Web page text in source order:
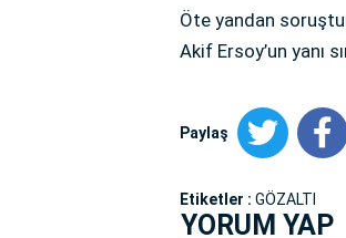
Öte yandan
Akif Ersoy’un yanı
Paylaş
Etiketler : GÖZALTI
YORUM YAP